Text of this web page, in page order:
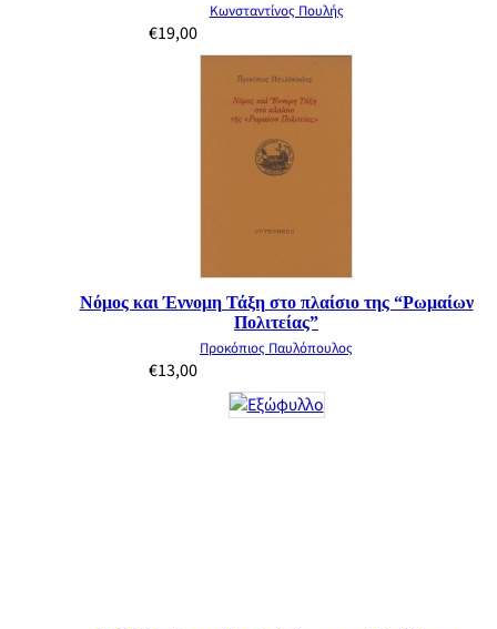
Κωνσταντίνος Πουλής
€19,00
Νόμος και Έννομη Τάξη στο πλαίσιο της “Ρωμαίων
Πολιτείας”
Προκόπιος Παυλόπουλος
€13,00